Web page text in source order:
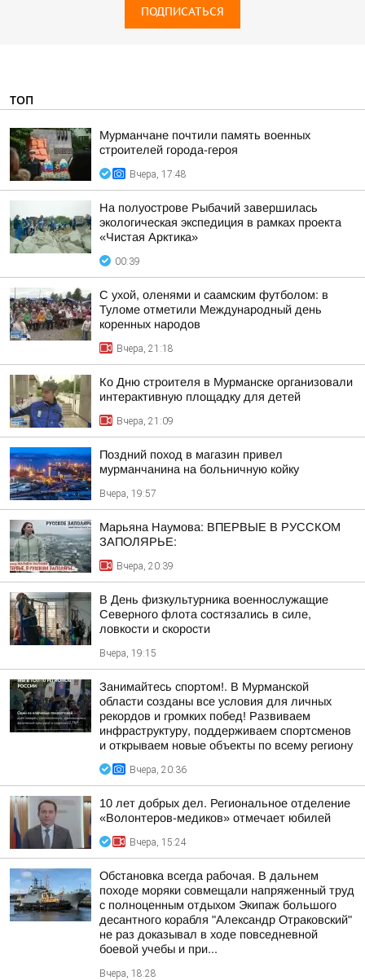
ПОДПИСАТЬСЯ
ТОП
Мурманчане почтили память военных
строителей города-героя
Вчера, 17:48
На полуострове Рыбачий завершилась
экологическая экспедиция в рамках проекта
«Чистая Арктика»
00:39
С ухой, оленями и саамским футболом: в
Туломе отметили Международный день
коренных народов
Вчера, 21:18
Ко Дню строителя в Мурманске организовали
интерактивную площадку для детей
Вчера, 21:09
Поздний поход в магазин привел
мурманчанина на больничную койку
Вчера, 19:57
Марьяна Наумова: ВПЕРВЫЕ В РУССКОМ
ЗАПОЛЯРЬЕ:
Вчера, 20:39
В День физкультурника военнослужащие
Северного флота состязались в силе,
ловкости и скорости
Вчера, 19:15
Занимайтесь спортом!. В Мурманской
области созданы все условия для личных
рекордов и громких побед! Развиваем
инфраструктуру, поддерживаем спортсменов
и открываем новые объекты по всему региону
Вчера, 20:36
10 лет добрых дел. Региональное отделение
«Волонтеров-медиков» отмечает юбилей
Вчера, 15:24
Обстановка всегда рабочая. В дальнем
походе моряки совмещали напряженный труд
с полноценным отдыхом Экипаж большого
десантного корабля "Александр Отраковский"
не раз доказывал в ходе повседневной
боевой учебы и при...
Вчера, 18:28